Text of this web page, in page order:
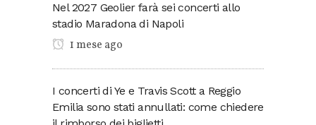
Nel 2027 Geolier farà sei concerti allo
stadio Maradona di Napoli
1 mese ago
I concerti di Ye e Travis Scott a Reggio
Emilia sono stati annullati: come chiedere